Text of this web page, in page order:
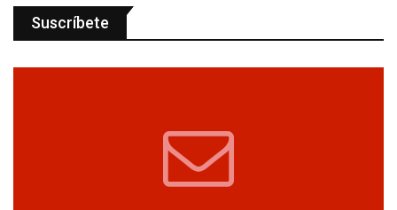
Suscríbete